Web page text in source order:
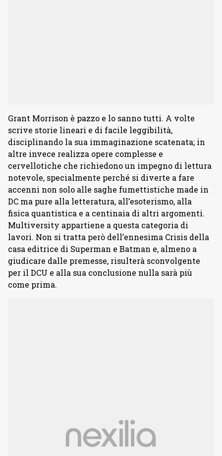
Grant Morrison è pazzo e lo sanno tutti. A volte
scrive storie lineari e di facile leggibilità,
disciplinando la sua immaginazione scatenata; in
altre invece realizza opere complesse e
cervellotiche che richiedono un impegno di lettura
notevole, specialmente perché si diverte a fare
accenni non solo alle saghe fumettistiche made in
DC ma pure alla letteratura, all’esoterismo, alla
fisica quantistica e a centinaia di altri argomenti.
Multiversity appartiene a questa categoria di
lavori. Non si tratta però dell’ennesima Crisis della
casa editrice di Superman e Batman e, almeno a
giudicare dalle premesse, risulterà sconvolgente
per il DCU e alla sua conclusione nulla sarà più
come prima.